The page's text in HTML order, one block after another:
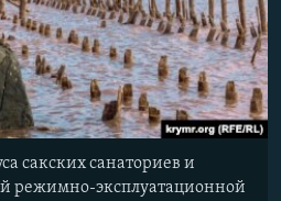
сакских санаториев и
режимно-эксплуатационной